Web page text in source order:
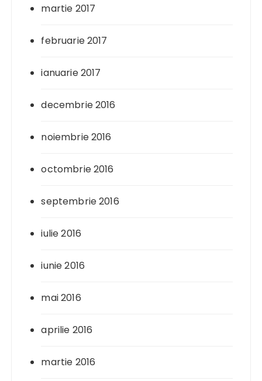
martie 2017
februarie 2017
ianuarie 2017
decembrie 2016
noiembrie 2016
octombrie 2016
septembrie 2016
iulie 2016
iunie 2016
mai 2016
aprilie 2016
martie 2016